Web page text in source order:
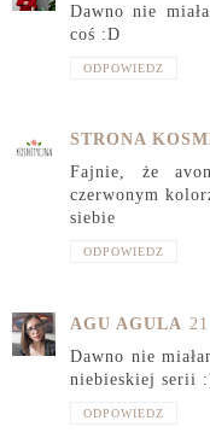
Dawno nie
coś :D
ODPOWIEDZ
STRONA
Fajnie, że
czerwonym
siebie
ODPOWIEDZ
AGU AGULA
Dawno nie
niebieskiej serii
ODPOWIEDZ